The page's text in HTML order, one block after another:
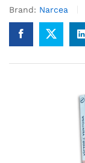
Brand: Narcea